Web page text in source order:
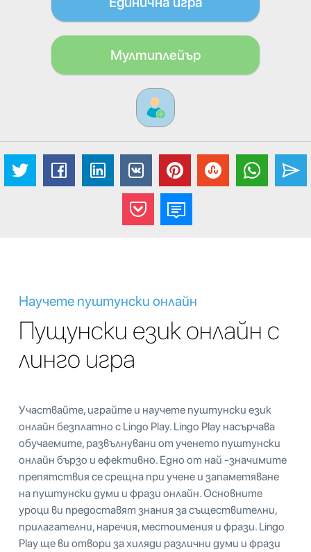
Мултиплейър
Научете пуштунски онлайн
Пущунски език онлайн с
линго игра
Участвайте, играйте и научете пуштунски език
онлайн безплатно с Lingo Play. Lingo Play насърчава
обучаемите, развълнувани от ученето пуштунски
онлайн бързо и ефективно. Едно от най -значимите
препятствия се срещна при учене и запаметяване
на пуштунски думи и фрази онлайн. Основните
уроци ви предоставят знания за съществителни,
прилагателни, наречия, местоимения и фрази. Lingo
Play ще ви отвори за хиляди различни думи и фрази